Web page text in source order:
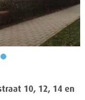
10, 12, 14 en